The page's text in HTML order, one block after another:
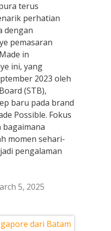
terus
perhatian
dengan
pemasaran
in
ini, yang
2023 oleh
(STB),
baru pada brand
Possible. Fokus
bagaimana
momen sehari-
pengalaman
5, 2025